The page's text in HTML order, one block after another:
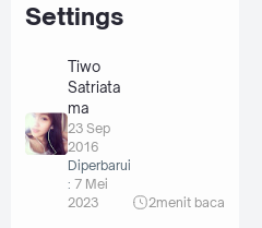
Settings
Tiwo
Satriata
ma
23 Sep
2016
Diperbarui
: 7 Mei
2023
2menit baca